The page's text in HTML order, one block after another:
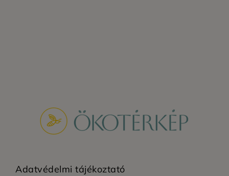
Adatvédelmi tájékoztató